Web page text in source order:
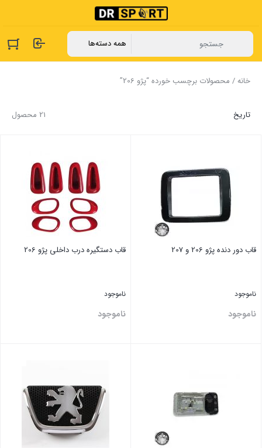
خانه/ محصولات برچسب خورده “پژو 206”
21 محصول تاریخ
قاب دور دنده پژو 206 و 207
ناموجود
ناموجود
قاب دستگیره درب داخلی پژو 206
ناموجود
ناموجود